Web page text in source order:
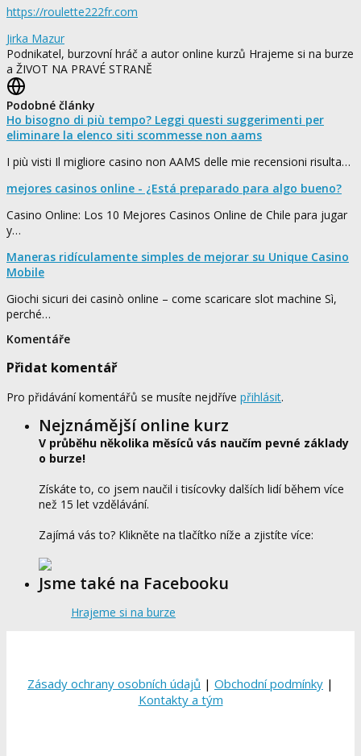
https://roulette222fr.com
Jirka Mazur
Podnikatel, burzovní hráč a autor online kurzů Hrajeme si na burze
a ŽIVOT NA PRAVÉ STRANĚ
Podobné články
Ho bisogno di più tempo? Leggi questi suggerimenti per
eliminare la elenco siti scommesse non aams
I più visti Il migliore casino non AAMS delle mie recensioni risulta…
mejores casinos online - ¿Está preparado para algo bueno?
Casino Online: Los 10 Mejores Casinos Online de Chile para jugar
y…
Maneras ridículamente simples de mejorar su Unique Casino
Mobile
Giochi sicuri dei casinò online – come scaricare slot machine Sì,
perché…
Komentáře
Přidat komentář
Pro přidávání komentářů se musíte nejdříve přihlásit.
Nejznámější online kurz
V průběhu několika měsíců vás naučím pevné základy
o burze!
Získáte to, co jsem naučil i tisícovky dalších lidí během více
než 15 let vzdělávání.
Zajímá vás to? Klikněte na tlačítko níže a zjistíte více:
Jsme také na Facebooku
Hrajeme si na burze
Zásady ochrany osobních údajů | Obchodní podmínky |
Kontakty a tým